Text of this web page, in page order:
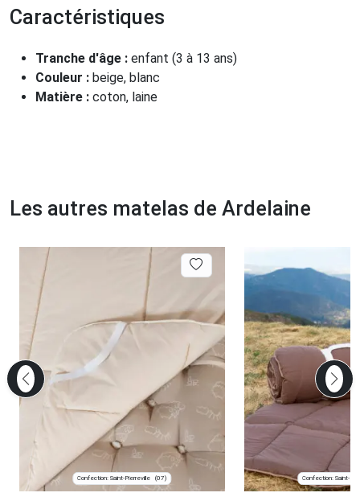
Caractéristiques
Tranche d'âge : enfant (3 à 13 ans)
Couleur : beige, blanc
Matière : coton, laine
Les autres matelas de Ardelaine
Confection: Saint-Pierreville (07) Confection: Saint-